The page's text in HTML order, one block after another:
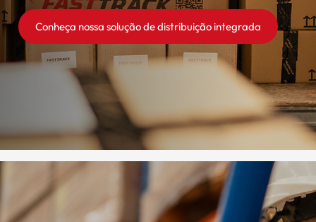
Conheça nossa solução de distribuição integrada